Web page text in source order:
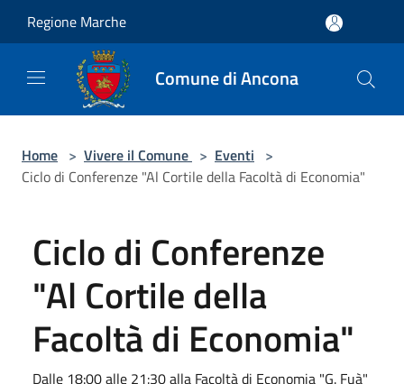
Regione Marche
Comune di Ancona
Home > Vivere il Comune > Eventi >
Ciclo di Conferenze "Al Cortile della Facoltà di Economia"
Ciclo di Conferenze
"Al Cortile della
Facoltà di Economia"
Dalle 18:00 alle 21:30 alla Facoltà di Economia "G. Fuà"